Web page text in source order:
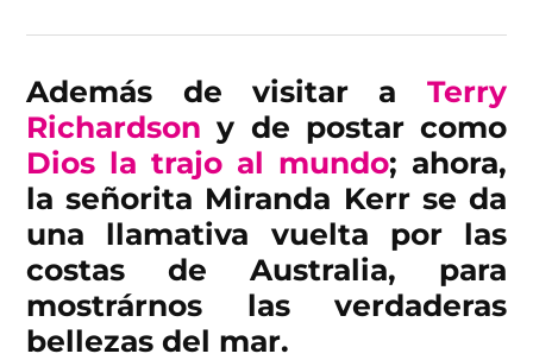
Además de visitar a Terry
Richardson y de postar como
Dios la trajo al mundo; ahora,
la señorita Miranda Kerr se da
una llamativa vuelta por las
costas de Australia, para
mostrárnos las verdaderas
bellezas del mar.